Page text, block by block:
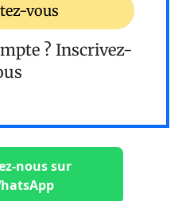
vous
? Inscrivez-
nous sur